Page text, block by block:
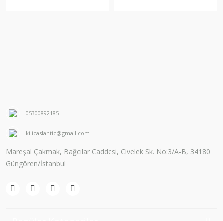
05300892185
kilicaslantic@gmail.com
Mareşal Çakmak, Bağcılar Caddesi, Civelek Sk. No:3/A-B, 34180
Güngören/İstanbul